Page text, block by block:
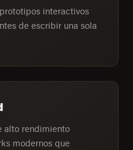
interactivos
de escribir una sola
alto rendimiento
modernos que